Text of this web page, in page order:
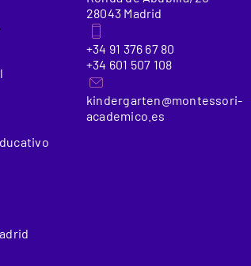
28043 Madrid
+34 91 376 67 80
+34 601 507 108
kindergarten@montessori-
academico.es